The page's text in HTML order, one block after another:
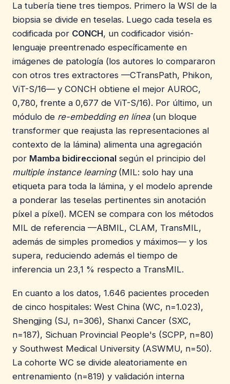
La tubería tiene tres tiempos. Primero la WSI de la
biopsia se divide en teselas. Luego cada tesela es
codificada por CONCH, un codificador visión-
lenguaje preentrenado específicamente en
imágenes de patología (los autores lo compararon
con otros tres extractores —CTransPath, Phikon,
ViT-S/16— y CONCH obtiene el mejor AUROC,
0,780, frente a 0,677 de ViT-S/16). Por último, un
módulo de re-embedding en línea(un bloque
transformer que reajusta las representaciones al
contexto de la lámina) alimenta una agregación
por Mamba bidireccional según el principio del
multiple instance learning(MIL: solo hay una
etiqueta para toda la lámina, y el modelo aprende
a ponderar las teselas pertinentes sin anotación
píxel a píxel). MCEN se compara con los métodos
MIL de referencia —ABMIL, CLAM, TransMIL,
además de simples promedios y máximos— y los
supera, reduciendo además el tiempo de
inferencia un 23,1 % respecto a TransMIL.
En cuanto a los datos, 1.646 pacientes proceden
de cinco hospitales: West China (WC, n=1.023),
Shengjing (SJ, n=306), Shanxi Cancer (SXC,
n=187), Sichuan Provincial People's (SCPP, n=80)
y Southwest Medical University (ASWMU, n=50).
La cohorte WC se divide aleatoriamente en
entrenamiento (n=819) y validación interna